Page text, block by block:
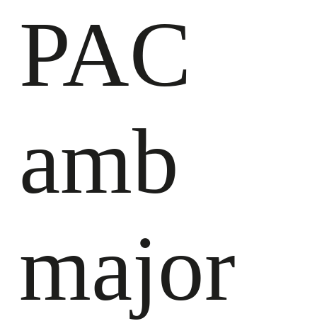
PAC
amb
major